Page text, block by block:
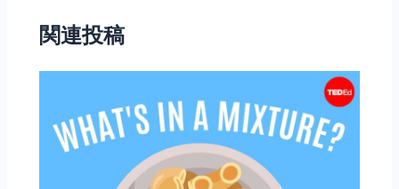
o
o
k
関連投稿